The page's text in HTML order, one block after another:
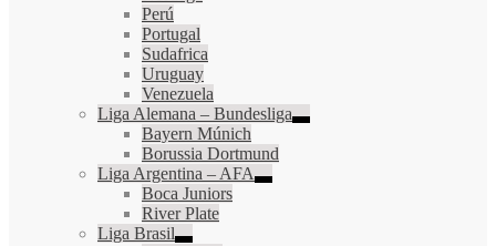
Perú
Portugal
Sudafrica
Uruguay
Venezuela
Liga Alemana – Bundesliga
Bayern Múnich
Borussia Dortmund
Liga Argentina – AFA
Boca Juniors
River Plate
Liga Brasil